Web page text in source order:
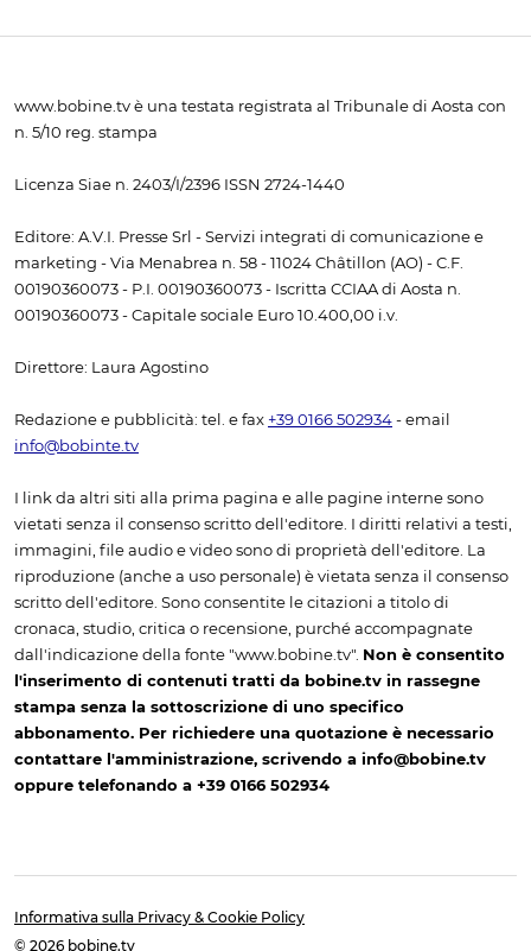
www.bobine.tv è una testata registrata al Tribunale di Aosta con
n. 5/10 reg. stampa
Licenza Siae n. 2403/I/2396 ISSN 2724-1440
Editore: A.V.I. Presse Srl - Servizi integrati di comunicazione e
marketing - Via Menabrea n. 58 - 11024 Châtillon (AO) - C.F.
00190360073 - P.I. 00190360073 - Iscritta CCIAA di Aosta n.
00190360073 - Capitale sociale Euro 10.400,00 i.v.
Direttore: Laura Agostino
Redazione e pubblicità: tel. e fax +39 0166 502934 - email
info@bobinte.tv
I link da altri siti alla prima pagina e alle pagine interne sono
vietati senza il consenso scritto dell'editore. I diritti relativi a testi,
immagini, file audio e video sono di proprietà dell'editore. La
riproduzione (anche a uso personale) è vietata senza il consenso
scritto dell'editore. Sono consentite le citazioni a titolo di
cronaca, studio, critica o recensione, purché accompagnate
dall'indicazione della fonte "www.bobine.tv". Non è consentito
l'inserimento di contenuti tratti da bobine.tv in rassegne
stampa senza la sottoscrizione di uno specifico
abbonamento. Per richiedere una quotazione è necessario
contattare l'amministrazione, scrivendo a info@bobine.tv
oppure telefonando a +39 0166 502934
Informativa sulla Privacy & Cookie Policy
© 2026 bobine.tv